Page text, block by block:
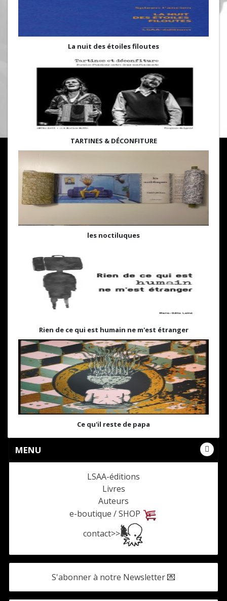
La nuit des étoiles filoutes
TARTINES & DÉCONFITURE
les noctiluques
Rien de ce qui est humain ne m'est étranger
Ce qu'il reste de papa
MENU
LSAA-éditions
Livres
Auteurs
e-boutique / SHOP
contact>>
S'abonner à notre Newsletter💌